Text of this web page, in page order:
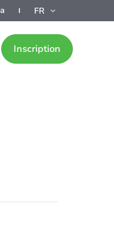
FR
Inscription